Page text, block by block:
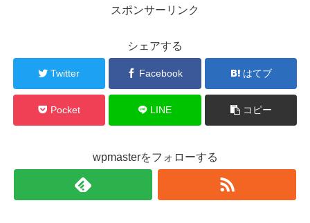
スポンサーリンク
シェアする
Twitter Facebook はてブ
Pocket LINE コピー
wpmasterをフォローする